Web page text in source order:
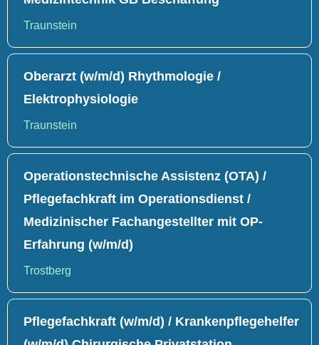
Traunstein
Oberarzt (w/m/d) Rhythmologie /
Elektrophysiologie
Traunstein
Operationstechnische Assistenz (OTA) /
Pflegefachkraft im Operationsdienst /
Medizinischer Fachangestellter mit OP-
Erfahrung (w/m/d)
Trostberg
Pflegefachkraft (w/m/d) / Krankenpflegehelfer